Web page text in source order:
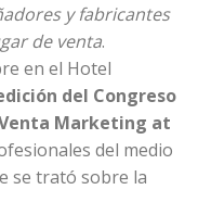
y fabricantes
de venta.
en el Hotel
del Congreso
Marketing at
del medio
se trató sobre la